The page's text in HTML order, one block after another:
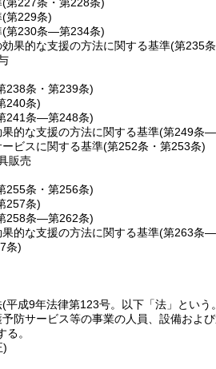
(第229条)
(第230条―第234条)
果的な支援の方法に関する基準(第235
238条・第239条)
240条)
241条―第248条)
的な支援の方法に関する基準(第249条
ビスに関する基準(第252条・第253条)
販売
255条・第256条)
257条)
258条―第262条)
的な支援の方法に関する基準(第263条
条)
(平成9年法律第123号。以下「法」という
防サービス等の事業の人員、設備およ
。
)